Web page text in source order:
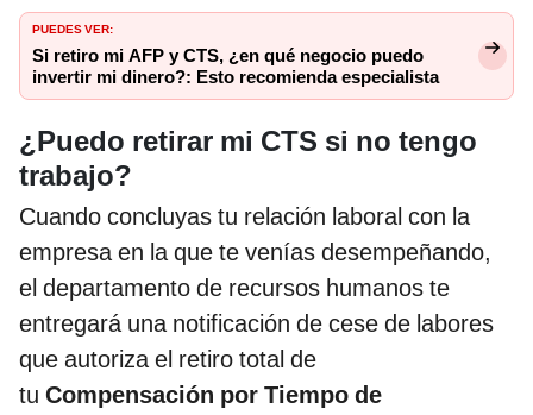
PUEDES VER:
Si retiro mi AFP y CTS, ¿en qué negocio puedo
invertir mi dinero?: Esto recomienda especialista
¿Puedo retirar mi CTS si no tengo
trabajo?
Cuando concluyas tu relación laboral con la
empresa en la que te venías desempeñando,
el departamento de recursos humanos te
entregará una notificación de cese de labores
que autoriza el retiro total de
tu Compensación por Tiempo de